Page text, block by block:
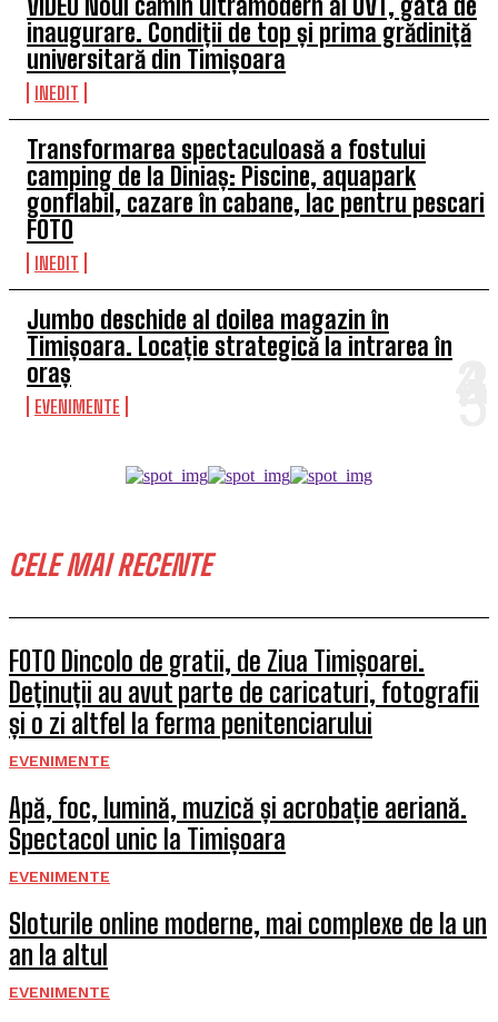
VIDEO Noul cămin ultramodern al UVT, gata de
inaugurare. Condiții de top și prima grădiniță
universitară din Timișoara
INEDIT
Transformarea spectaculoasă a fostului
camping de la Diniaș: Piscine, aquapark
gonflabil, cazare în cabane, lac pentru pescari
FOTO
INEDIT
Jumbo deschide al doilea magazin în
Timișoara. Locație strategică la intrarea în
oraș
EVENIMENTE
CELE MAI RECENTE
FOTO Dincolo de gratii, de Ziua Timișoarei.
Deținuții au avut parte de caricaturi, fotografii
și o zi altfel la ferma penitenciarului
EVENIMENTE
Apă, foc, lumină, muzică și acrobație aeriană.
Spectacol unic la Timișoara
EVENIMENTE
Sloturile online moderne, mai complexe de la un
an la altul
EVENIMENTE